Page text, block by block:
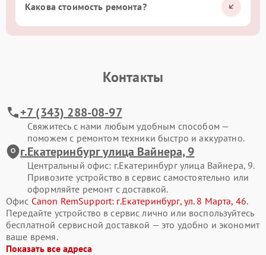
Какова стоимость ремонта?
Контакты
+7 (343) 288-08-97
Свяжитесь с нами любым удобным способом —
поможем с ремонтом техники быстро и аккуратно.
г.Екатеринбург улица Вайнера, 9
Центральный офис: г.Екатеринбург улица Вайнера, 9.
Привозите устройство в сервис самостоятельно или
оформляйте ремонт с доставкой.
Офис Canon RemSupport: г.Екатеринбург, ул. 8 Марта, 46.
Передайте устройство в сервис лично или воспользуйтесь
бесплатной сервисной доставкой — это удобно и экономит
ваше время.
Показать все адреса